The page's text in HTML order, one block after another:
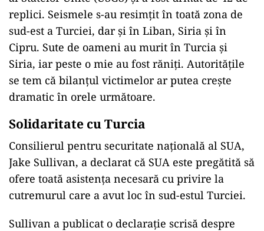
replici. Seismele s-au resimțit în toată zona de
sud-est a Turciei, dar şi în Liban, Siria şi în
Cipru. Sute de oameni au murit în Turcia și
Siria, iar peste o mie au fost răniți. Autoritățile
se tem că bilanțul victimelor ar putea crește
dramatic în orele următoare.
Solidaritate cu Turcia
Consilierul pentru securitate națională al SUA,
Jake Sullivan, a declarat că SUA este pregătită să
ofere toată asistența necesară cu privire la
cutremurul care a avut loc în sud-estul Turciei.
Sullivan a publicat o declarație scrisă despre